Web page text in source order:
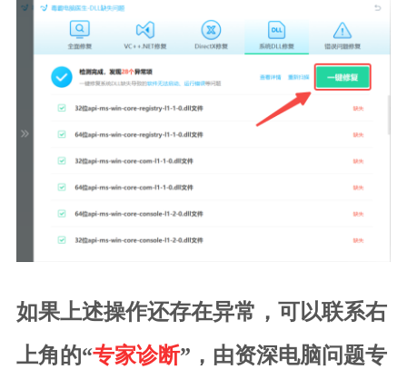
如果上述操作还存在异常，可以联系右
上角的“专家诊断”，由资深电脑问题专